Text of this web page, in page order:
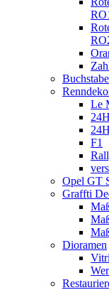
Le
F1
Opel GT
Graffti
Dioramen